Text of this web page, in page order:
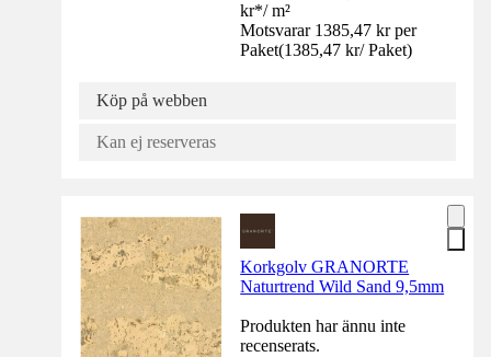
kr*/ m²
Motsvarar 1385,47 kr per
Paket(1385,47 kr/ Paket)
Köp på webben
Kan ej reserveras
Korkgolv GRANORTE
Naturtrend Wild Sand 9,5mm
Produkten har ännu inte
recenserats.